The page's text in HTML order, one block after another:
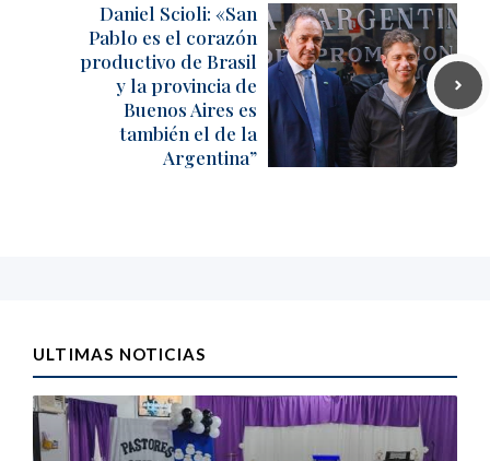
Daniel Scioli: «San
Pablo es el corazón
productivo de Brasil
y la provincia de
Buenos Aires es
también el de la
Argentina”
ULTIMAS NOTICIAS